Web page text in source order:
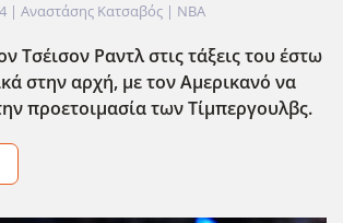
| Αναστάσης Κατσαβός | NBA
Τσέισον Ραντλ στις τάξεις του έστω
στην αρχή, με τον Αμερικανό να
προετοιμασία των Τίμπεργουλβς.